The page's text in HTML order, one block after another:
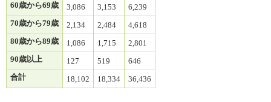
60歳から69歳
3,086 3,153
6,239
70歳から79歳
2,134 2,484
4,618
80歳から89歳
1,086 1,715
2,801
90歳以上
127 519
646
合計
18,102 18,334 36,436